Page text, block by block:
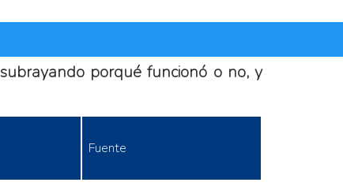
porqué funcionó o no, y
Fuente